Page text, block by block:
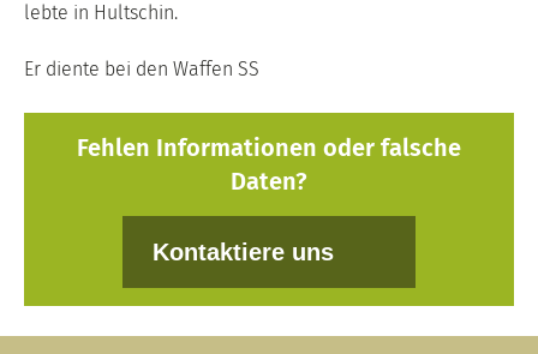
lebte in Hultschin.
Er diente bei den Waffen SS
Fehlen Informationen oder falsche
Daten?
Kontaktiere uns